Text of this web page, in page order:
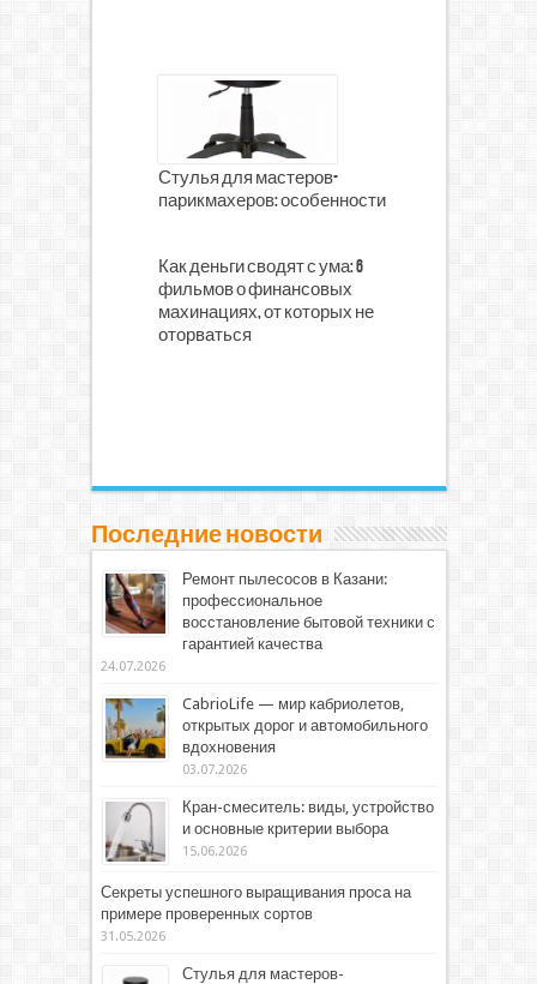
Стулья для мастеров-
парикмахеров: особенности
Как деньги сводят с ума: 6
фильмов о финансовых
махинациях, от которых не
оторваться
Последние новости
Ремонт пылесосов в Казани:
профессиональное
восстановление бытовой техники с
гарантией качества
24.07.2026
CabrioLife — мир кабриолетов,
открытых дорог и автомобильного
вдохновения
03.07.2026
Кран-смеситель: виды, устройство
и основные критерии выбора
15.06.2026
Секреты успешного выращивания проса на
примере проверенных сортов
31.05.2026
Стулья для мастеров-